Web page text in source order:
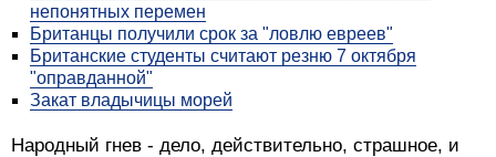
непонятных перемен
Британцы получили срок за "ловлю евреев"
Британские студенты считают резню 7 октября
"оправданной"
Закат владычицы морей
Народный гнев - дело, действительно, страшное, и